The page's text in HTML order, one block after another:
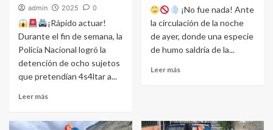
admin 2025 0
¡Rápido actuar!
Durante el fin de semana, la
Policía Nacional logró la
detención de ocho sujetos
que pretendían 4s4ltar a...
Leer más
¡No fue nada! Ante
la circulación de la noche
de ayer, donde una especie
de humo saldría de la...
Leer más